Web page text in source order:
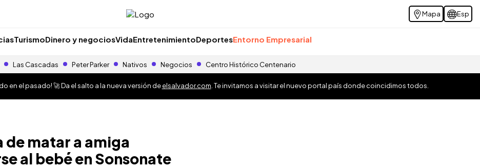
Mapa Esp
TurismoDinero y negociosVidaEntretenimientoDeportesEntorno Empresarial
Las Cascadas Peter Parker Nativos Negocios Centro Histórico Centenario
en el pasado! 🚀 Da el salto a la nueva versión deelsalvador.com . Te invitamos a visitar el nuevo portal país donde coincidimos todos.
de matar a amiga
al bebé en Sonsonate